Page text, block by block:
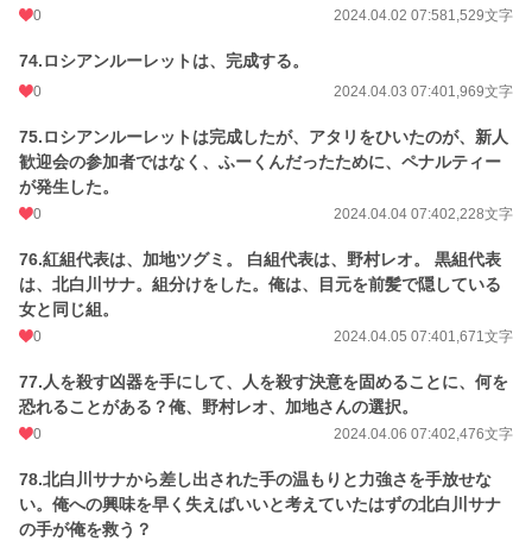
0 2024.04.02 07:581,529文字
74.ロシアンルーレットは、完成する。
0 2024.04.03 07:401,969文字
75.ロシアンルーレットは完成したが、アタリをひいたのが、新人
歓迎会の参加者ではなく、ふーくんだったために、ペナルティー
が発生した。
0 2024.04.04 07:402,228文字
76.紅組代表は、加地ツグミ。 白組代表は、野村レオ。 黒組代表
は、北白川サナ。組分けをした。俺は、目元を前髪で隠している
女と同じ組。
0 2024.04.05 07:401,671文字
77.人を殺す凶器を手にして、人を殺す決意を固めることに、何を
恐れることがある？俺、野村レオ、加地さんの選択。
0 2024.04.06 07:402,476文字
78.北白川サナから差し出された手の温もりと力強さを手放せな
い。俺への興味を早く失えばいいと考えていたはずの北白川サナ
の手が俺を救う？